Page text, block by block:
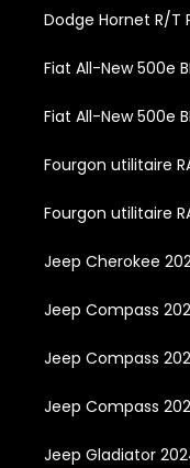
Dodge Hornet R/T
Fiat All-New 500e
Fiat All-New 500e
Fourgon utilitaire
Fourgon utilitaire
Jeep Cherokee
Jeep Compass
Jeep Compass
Jeep Compass
Jeep Gladiator